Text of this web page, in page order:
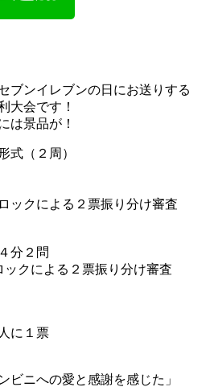
ブンイレブンの日にお送りする
大会です！
は景品が！
式（２周）
ックによる２票振り分け審査
分２問
クによる２票振り分け審査
に１票
ビニへの愛と感謝を感じた」